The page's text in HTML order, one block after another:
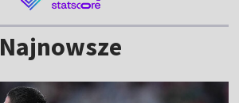
Najnowsze